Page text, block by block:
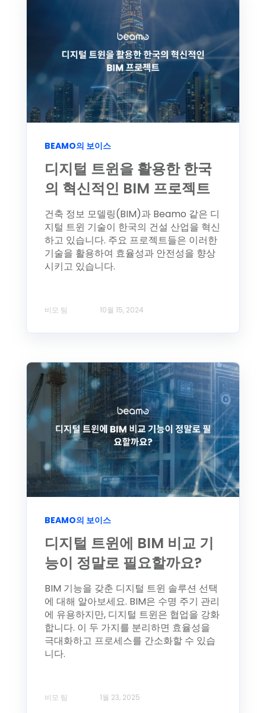
BEAMO의 보이스
디지털 트윈을 활용한 한국
의 혁신적인 BIM 프로젝트
건축 정보 모델링(BIM)과 Beamo 같은 디
지털 트윈 기술이 한국의 건설 산업을 혁신
하고 있습니다. 주요 프로젝트들은 이러한
기술을 활용하여 효율성과 안전성을 향상
시키고 있습니다.
비모 팀 10월 15, 2024
BEAMO의 보이스
디지털 트윈에 BIM 비교 기
능이 정말로 필요할까요?
BIM 기능을 갖춘 디지털 트윈 솔루션 선택
에 대해 알아보세요. BIM은 수명 주기 관리
에 유용하지만, 디지털 트윈은 협업을 강화
합니다. 이 두 가지를 분리하면 효율성을
극대화하고 프로세스를 간소화할 수 있습
니다.
비모 팀 1월 23, 2025